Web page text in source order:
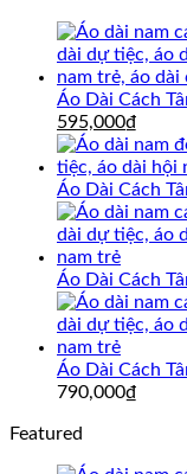
Áo Dài Cách
Giá
gốc
là:
695,000₫.
595,000₫
hiện
tại
là:
Áo Dài Cách
Áo Dài Cách
Áo Dài Cách
790,000₫
Featured